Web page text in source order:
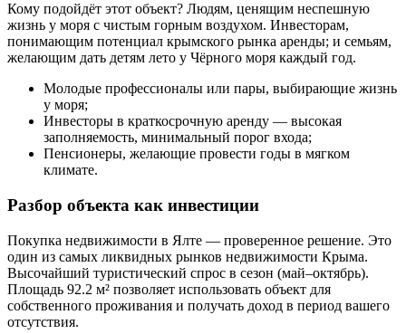
Кому подойдёт этот объект? Людям, ценящим неспешную
жизнь у моря с чистым горным воздухом. Инвесторам,
понимающим потенциал крымского рынка аренды; и семьям,
желающим дать детям лето у Чёрного моря каждый год.
Молодые профессионалы или пары, выбирающие жизнь
у моря;
Инвесторы в краткосрочную аренду — высокая
заполняемость, минимальный порог входа;
Пенсионеры, желающие провести годы в мягком
климате.
Разбор объекта как инвестиции
Покупка недвижимости в Ялте — проверенное решение. Это
один из самых ликвидных рынков недвижимости Крыма.
Высочайший туристический спрос в сезон (май–октябрь).
Площадь 92.2 м² позволяет использовать объект для
собственного проживания и получать доход в период вашего
отсутствия.